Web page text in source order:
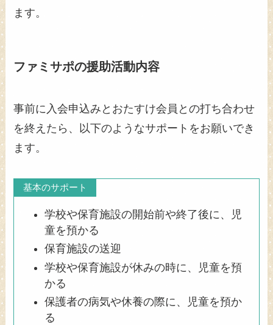
ます。
ファミサポの援助活動内容
事前に入会申込みとおたすけ会員との打ち合わせ
を終えたら、以下のようなサポートをお願いでき
ます。
基本のサポート
学校や保育施設の開始前や終了後に、児
童を預かる
保育施設の送迎
学校や保育施設が休みの時に、児童を預
かる
保護者の病気や休養の際に、児童を預か
る